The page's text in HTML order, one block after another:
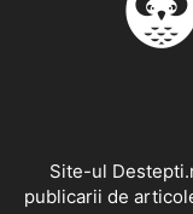
Site-ul
publicarii de